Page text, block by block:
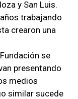
y San Luis.
trabajando
crearon una
se
presentando
medios
similar sucede